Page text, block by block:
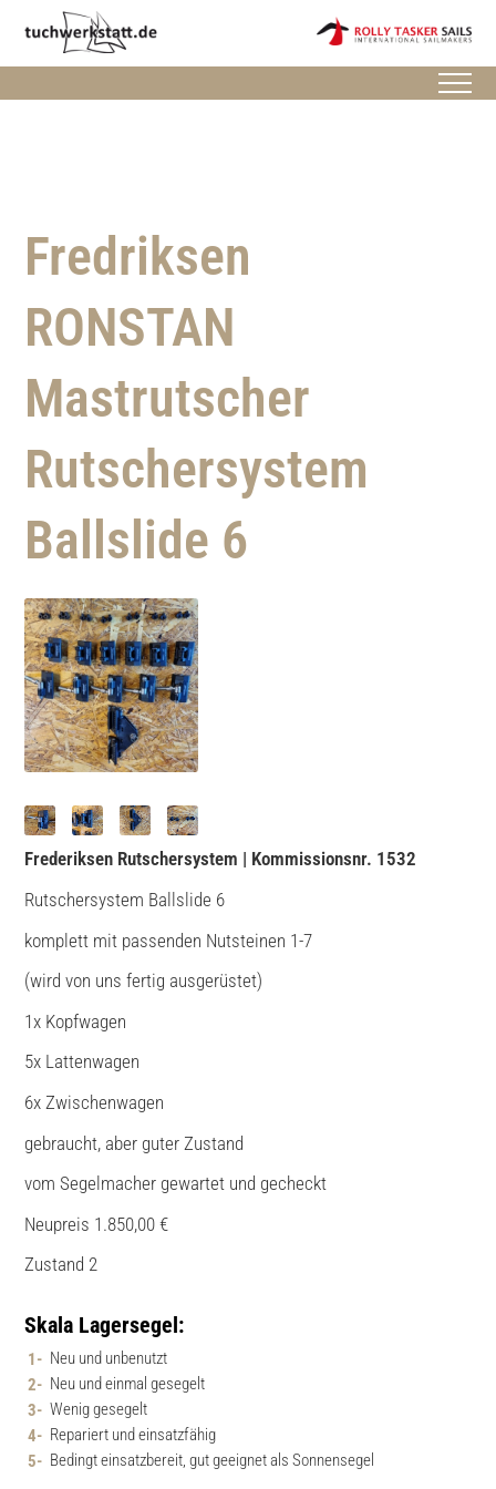
Fredriksen
RONSTAN
Mastrutscher
Rutschersystem
Ballslide 6
Frederiksen Rutschersystem | Kommissionsnr. 1532
Rutschersystem Ballslide 6
komplett mit passenden Nutsteinen 1-7
(wird von uns fertig ausgerüstet)
1x Kopfwagen
5x Lattenwagen
6x Zwischenwagen
gebraucht, aber guter Zustand
vom Segelmacher gewartet und gecheckt
Neupreis 1.850,00 €
Zustand 2
Skala Lagersegel:
Neu und unbenutzt
Neu und einmal gesegelt
Wenig gesegelt
Repariert und einsatzfähig
Bedingt einsatzbereit, gut geeignet als Sonnensegel